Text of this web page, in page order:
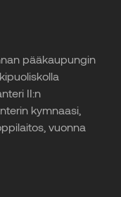
pääkaupungin
II:n
kymnaasi,
vuonna